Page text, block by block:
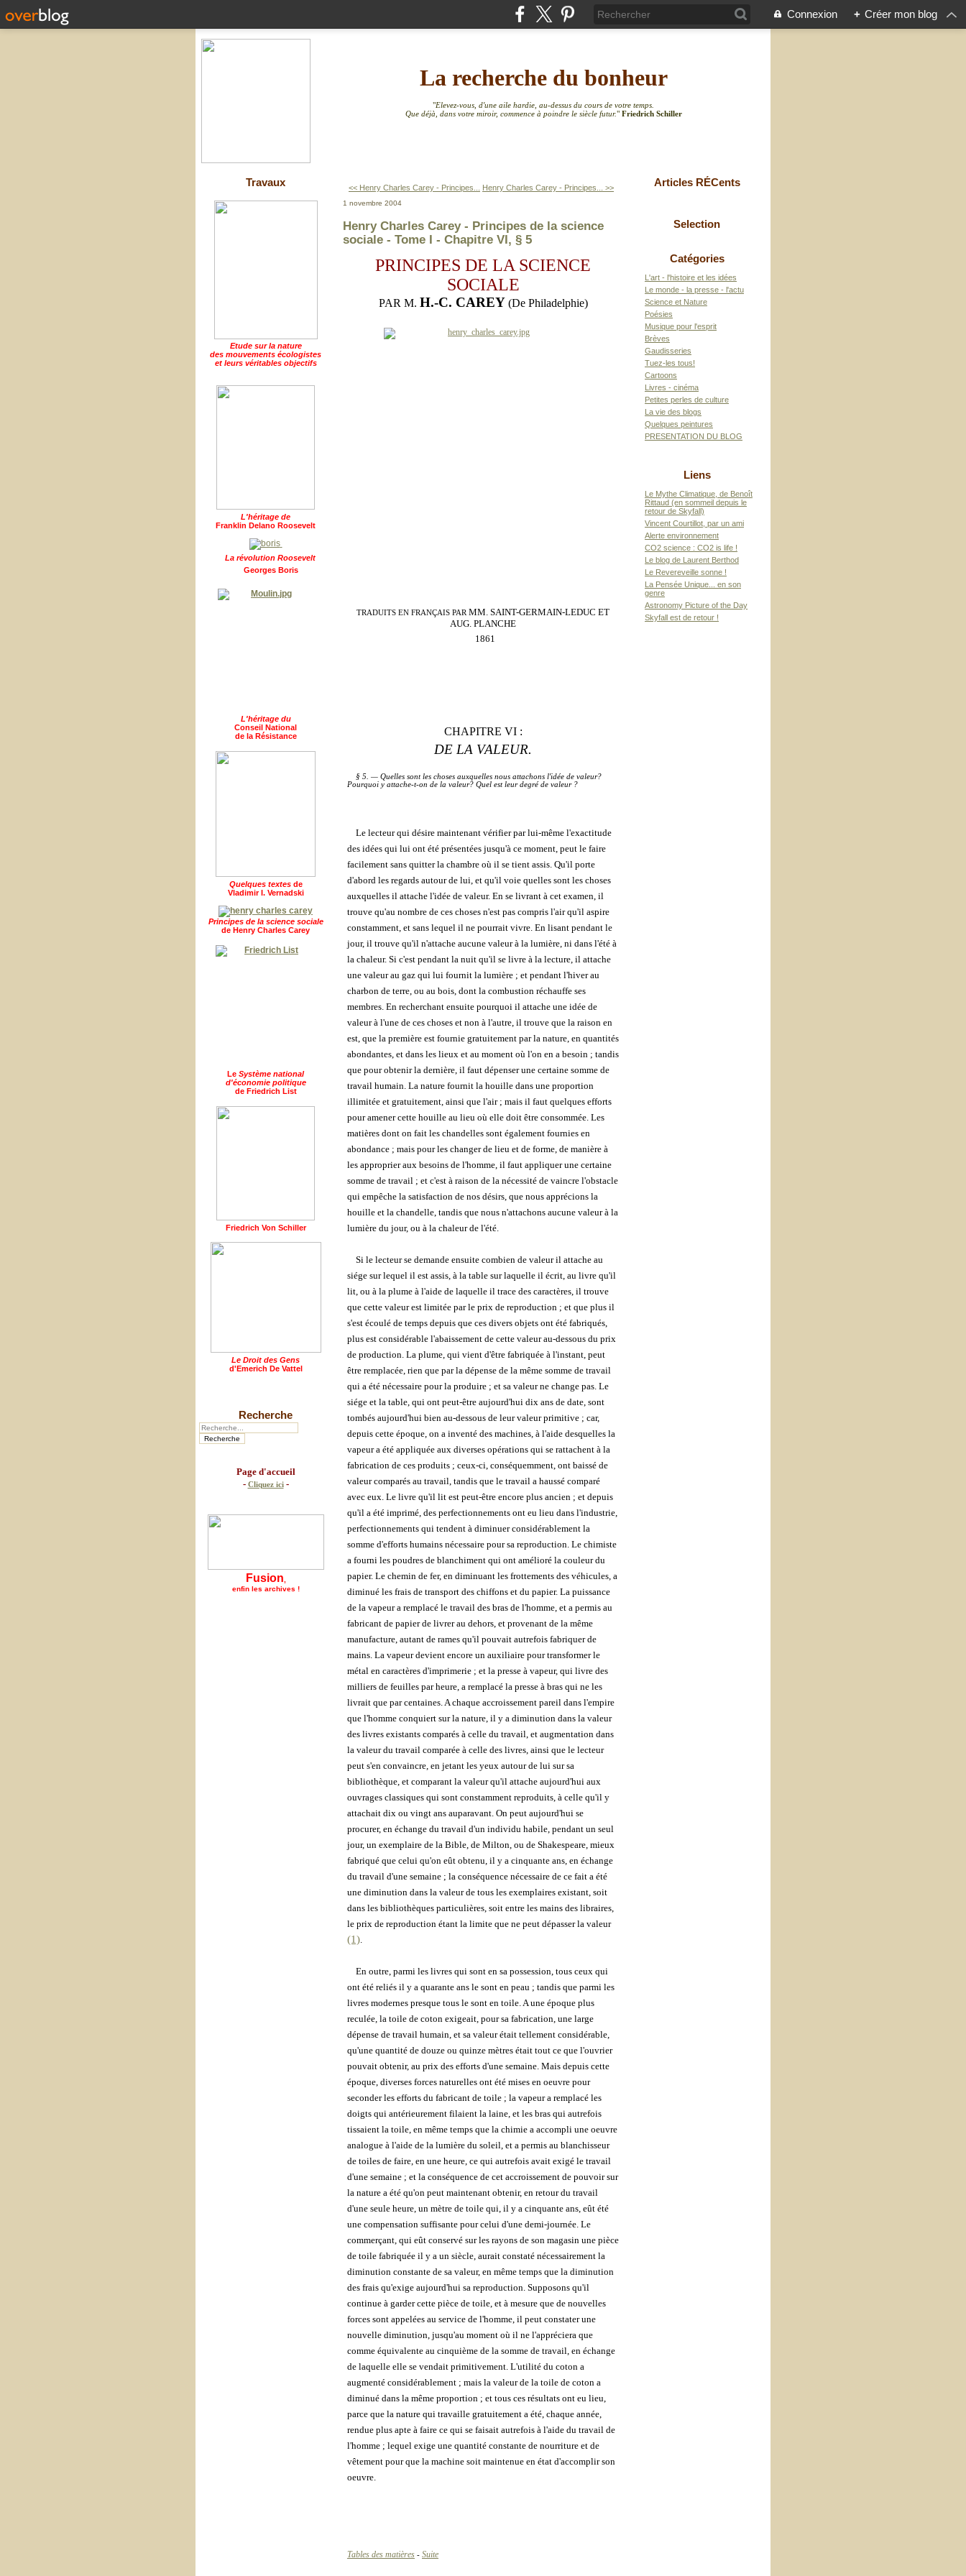
Connexion + Créer mon blog
La recherche du bonheur
"Elevez-vous, d'une aile hardie, au-dessus du cours de votre temps.
Que déjà, dans votre miroir, commence à poindre le siècle futur." Friedrich Schiller
Travaux
Etude sur la nature
des mouvements écologistes
et leurs véritables objectifs
L'héritage de
Franklin Delano Roosevelt
La révolution Roosevelt
Georges Boris
L'héritage du
Conseil National
de la Résistance
Quelques textes de
Vladimir I. Vernadski
Principes de la science sociale
de Henry Charles Carey
Le Système national
d'économie politique
de Friedrich List
Friedrich Von Schiller
Le Droit des Gens
d'Emerich De Vattel
Recherche
Page d'accueil
- Cliquez ici-
Fusion
enfin les archives !
<< Henry Charles Carey - Principes... Henry Charles Carey - Principes... >>
1 novembre 2004
Henry Charles Carey - Principes de la science
sociale - Tome I - Chapitre VI, § 5
PRINCIPES DE LA SCIENCE
SOCIALE
PAR M. H.-C. CAREY (De Philadelphie)
TRADUITS EN FRANÇAIS PAR MM. SAINT-GERMAIN-LEDUC ET
AUG. PLANCHE
1861
CHAPITRE VI :
DE LA VALEUR.
§ 5. — Quelles sont les choses auxquelles nous attachons l'idée de valeur?
Pourquoi y attache-t-on de la valeur? Quel est leur degré de valeur ?
Le lecteur qui désire maintenant vérifier par lui-même l'exactitude
des idées qui lui ont été présentées jusqu'à ce moment, peut le faire
facilement sans quitter la chambre où il se tient assis. Qu'il porte
d'abord les regards autour de lui, et qu'il voie quelles sont les choses
auxquelles il attache l'idée de valeur. En se livrant à cet examen, il
trouve qu'au nombre de ces choses n'est pas compris l'air qu'il aspire
constamment, et sans lequel il ne pourrait vivre. En lisant pendant le
jour, il trouve qu'il n'attache aucune valeur à la lumière, ni dans l'été à
la chaleur. Si c'est pendant la nuit qu'il se livre à la lecture, il attache
une valeur au gaz qui lui fournit la lumière ; et pendant l'hiver au
charbon de terre, ou au bois, dont la combustion réchauffe ses
membres. En recherchant ensuite pourquoi il attache une idée de
valeur à l'une de ces choses et non à l'autre, il trouve que la raison en
est, que la première est fournie gratuitement par la nature, en quantités
abondantes, et dans les lieux et au moment où l'on en a besoin ; tandis
que pour obtenir la dernière, il faut dépenser une certaine somme de
travail humain. La nature fournit la houille dans une proportion
illimitée et gratuitement, ainsi que l'air ; mais il faut quelques efforts
pour amener cette houille au lieu où elle doit être consommée. Les
matières dont on fait les chandelles sont également fournies en
abondance ; mais pour les changer de lieu et de forme, de manière à
les approprier aux besoins de l'homme, il faut appliquer une certaine
somme de travail ; et c'est à raison de la nécessité de vaincre l'obstacle
qui empêche la satisfaction de nos désirs, que nous apprécions la
houille et la chandelle, tandis que nous n'attachons aucune valeur à la
lumière du jour, ou à la chaleur de l'été.
Si le lecteur se demande ensuite combien de valeur il attache au
siége sur lequel il est assis, à la table sur laquelle il écrit, au livre qu'il
lit, ou à la plume à l'aide de laquelle il trace des caractères, il trouve
que cette valeur est limitée par le prix de reproduction ; et que plus il
s'est écoulé de temps depuis que ces divers objets ont été fabriqués,
plus est considérable l'abaissement de cette valeur au-dessous du prix
de production. La plume, qui vient d'être fabriquée à l'instant, peut
être remplacée, rien que par la dépense de la même somme de travail
qui a été nécessaire pour la produire ; et sa valeur ne change pas. Le
siége et la table, qui ont peut-être aujourd'hui dix ans de date, sont
tombés aujourd'hui bien au-dessous de leur valeur primitive ; car,
depuis cette époque, on a inventé des machines, à l'aide desquelles la
vapeur a été appliquée aux diverses opérations qui se rattachent à la
fabrication de ces produits ; ceux-ci, conséquemment, ont baissé de
valeur comparés au travail, tandis que le travail a haussé comparé
avec eux. Le livre qu'il lit est peut-être encore plus ancien ; et depuis
qu'il a été imprimé, des perfectionnements ont eu lieu dans l'industrie,
perfectionnements qui tendent à diminuer considérablement la
somme d'efforts humains nécessaire pour sa reproduction. Le chimiste
a fourni les poudres de blanchiment qui ont amélioré la couleur du
papier. Le chemin de fer, en diminuant les frottements des véhicules, a
diminué les frais de transport des chiffons et du papier. La puissance
de la vapeur a remplacé le travail des bras de l'homme, et a permis au
fabricant de papier de livrer au dehors, et provenant de la même
manufacture, autant de rames qu'il pouvait autrefois fabriquer de
mains. La vapeur devient encore un auxiliaire pour transformer le
métal en caractères d'imprimerie ; et la presse à vapeur, qui livre des
milliers de feuilles par heure, a remplacé la presse à bras qui ne les
livrait que par centaines. A chaque accroissement pareil dans l'empire
que l'homme conquiert sur la nature, il y a diminution dans la valeur
des livres existants comparés à celle du travail, et augmentation dans
la valeur du travail comparée à celle des livres, ainsi que le lecteur
peut s'en convaincre, en jetant les yeux autour de lui sur sa
bibliothèque, et comparant la valeur qu'il attache aujourd'hui aux
ouvrages classiques qui sont constamment reproduits, à celle qu'il y
attachait dix ou vingt ans auparavant. On peut aujourd'hui se
procurer, en échange du travail d'un individu habile, pendant un seul
jour, un exemplaire de la Bible, de Milton, ou de Shakespeare, mieux
fabriqué que celui qu'on eût obtenu, il y a cinquante ans, en échange
du travail d'une semaine ; la conséquence nécessaire de ce fait a été
une diminution dans la valeur de tous les exemplaires existant, soit
dans les bibliothèques particulières, soit entre les mains des libraires,
le prix de reproduction étant la limite que ne peut dépasser la valeur
(1)
En outre, parmi les livres qui sont en sa possession, tous ceux qui
ont été reliés il y a quarante ans le sont en peau ; tandis que parmi les
livres modernes presque tous le sont en toile. A une époque plus
reculée, la toile de coton exigeait, pour sa fabrication, une large
dépense de travail humain, et sa valeur était tellement considérable,
qu'une quantité de douze ou quinze mètres était tout ce que l'ouvrier
pouvait obtenir, au prix des efforts d'une semaine. Mais depuis cette
époque, diverses forces naturelles ont été mises en oeuvre pour
seconder les efforts du fabricant de toile ; la vapeur a remplacé les
doigts qui antérieurement filaient la laine, et les bras qui autrefois
tissaient la toile, en même temps que la chimie a accompli une oeuvre
analogue à l'aide de la lumière du soleil, et a permis au blanchisseur
de toiles de faire, en une heure, ce qui autrefois avait exigé le travail
d'une semaine ; et la conséquence de cet accroissement de pouvoir sur
la nature a été qu'on peut maintenant obtenir, en retour du travail
d'une seule heure, un mètre de toile qui, il y a cinquante ans, eût été
une compensation suffisante pour celui d'une demi-journée. Le
commerçant, qui eût conservé sur les rayons de son magasin une pièce
de toile fabriquée il y a un siècle, aurait constaté nécessairement la
diminution constante de sa valeur, en même temps que la diminution
des frais qu'exige aujourd'hui sa reproduction. Supposons qu'il
continue à garder cette pièce de toile, et à mesure que de nouvelles
forces sont appelées au service de l'homme, il peut constater une
nouvelle diminution, jusqu'au moment où il ne l'appréciera que
comme équivalente au cinquième de la somme de travail, en échange
de laquelle elle se vendait primitivement. L'utilité du coton a
augmenté considérablement ; mais la valeur de la toile de coton a
diminué dans la même proportion ; et tous ces résultats ont eu lieu,
parce que la nature qui travaille gratuitement a été, chaque année,
rendue plus apte à faire ce qui se faisait autrefois à l'aide du travail de
l'homme ; lequel exige une quantité constante de nourriture et de
vêtement pour que la machine soit maintenue en état d'accomplir son
oeuvre.
Tables des matières - Suite
Articles RÉCents
Selection
Catégories
L'art - l'histoire et les idées
Le monde - la presse - l'actu
Science et Nature
Poésies
Musique pour l'esprit
Brèves
Gaudisseries
Tuez-les tous!
Cartoons
Livres - cinéma
Petites perles de culture
La vie des blogs
Quelques peintures
PRESENTATION DU BLOG
Liens
Le Mythe Climatique, de Benoît
Rittaud (en sommeil depuis le
retour de Skyfall)
Vincent Courtillot, par un ami
Alerte environnement
CO2 science : CO2 is life !
Le blog de Laurent Berthod
Le Revereveille sonne !
La Pensée Unique... en son
genre
Astronomy Picture of the Day
Skyfall est de retour !